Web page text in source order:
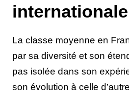
internationale
La classe moyenne en
par sa diversité et son
pas isolée dans son
son évolution à celle